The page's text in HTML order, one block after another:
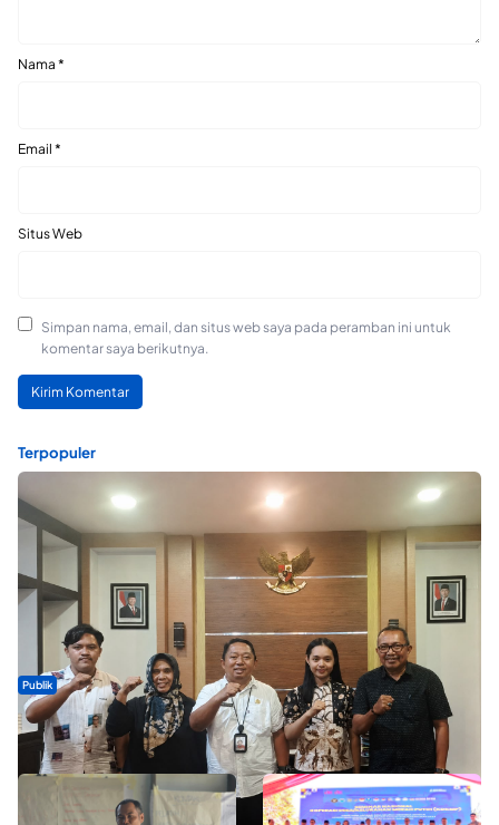
Nama *
Email *
Situs Web
Simpan nama, email, dan situs web saya pada peramban ini untuk
komentar saya berikutnya.
Terpopuler
Publik
Dua Talenta Muda Ternate Wakili Maluku Utara di Gita Bahana
Nusantara 2026